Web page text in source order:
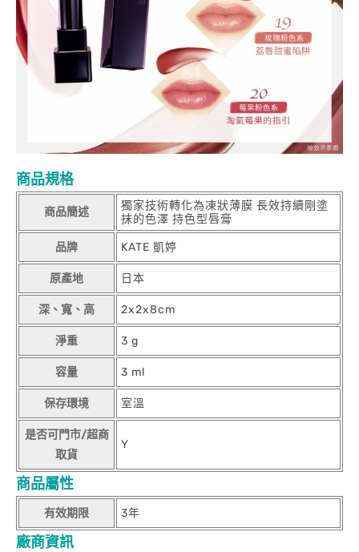
商品規格
商品簡述
獨家技術轉化為凍狀薄膜 長效持續剛塗
抹的色澤 持色型唇膏
品牌 KATE 凱婷
原產地 日本
深、寬、高 2x2x8cm
淨重 3 g
容量 3 ml
保存環境 室溫
是否可門市/超商
取貨
Y
商品屬性
有效期限 3年
廠商資訊